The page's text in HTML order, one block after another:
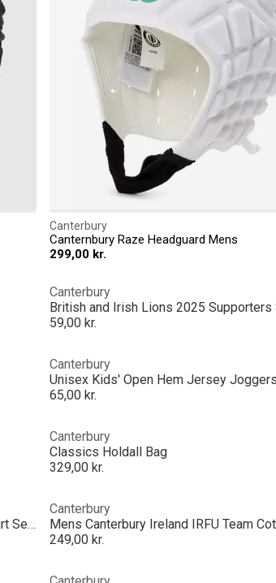
Canterbury
Canternbury Raze Headguard Mens
299,00 kr.
Canterbury
59,00 kr.
Canterbury
Unisex Kids' Open Hem Jersey Joggers
65,00 kr.
Canterbury
Classics Holdall Bag
329,00 kr.
Canterbury Ireland IRFU Elite Training T-shirt Senior
Canterbury
249,00 kr.